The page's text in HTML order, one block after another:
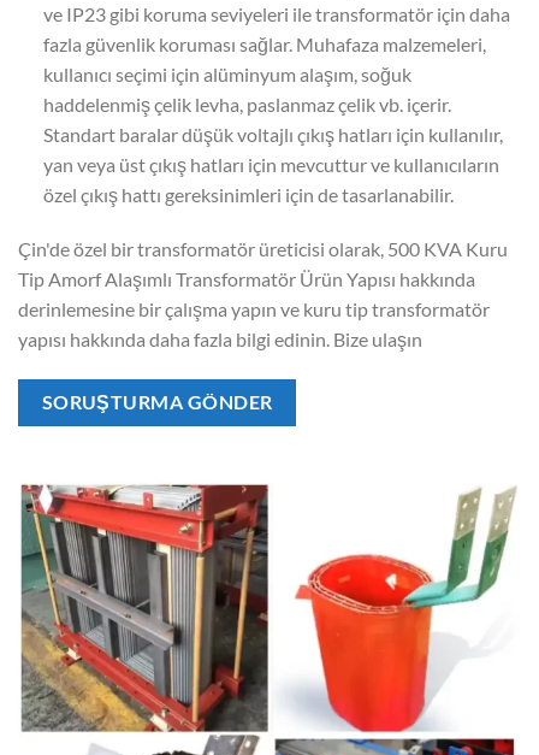
ve IP23 gibi koruma seviyeleri ile transformatör için daha
fazla güvenlik koruması sağlar. Muhafaza malzemeleri,
kullanıcı seçimi için alüminyum alaşım, soğuk
haddelenmiş çelik levha, paslanmaz çelik vb. içerir.
Standart baralar düşük voltajlı çıkış hatları için kullanılır,
yan veya üst çıkış hatları için mevcuttur ve kullanıcıların
özel çıkış hattı gereksinimleri için de tasarlanabilir.
Çin'de özel bir transformatör üreticisi olarak, 500 KVA Kuru
Tip Amorf Alaşımlı Transformatör Ürün Yapısı hakkında
derinlemesine bir çalışma yapın ve kuru tip transformatör
yapısı hakkında daha fazla bilgi edinin. Bize ulaşın
SORUŞTURMA GÖNDER